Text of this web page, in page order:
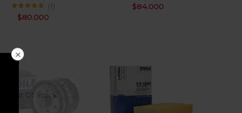
Valorado con
5.00
1
$80.000
$84.000
Out Of Stock